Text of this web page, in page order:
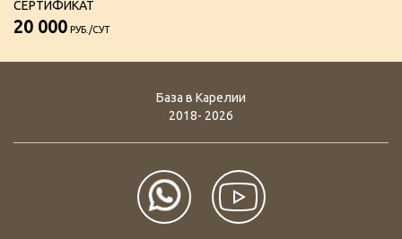
СЕРТИФИКАТ
20 000 РУБ./СУТ
База в Карелии
2018- 2026